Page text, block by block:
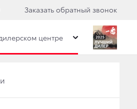
Заказать обратный звонок
по кредиту
центре